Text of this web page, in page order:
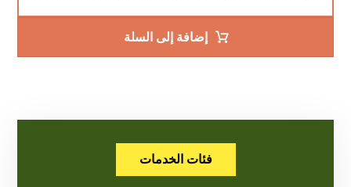
إضافة إلى السلة
فئات الخدمات